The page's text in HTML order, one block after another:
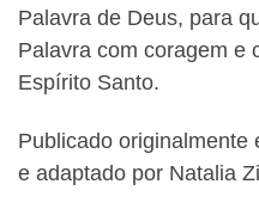
Palavra de Deus, para
Palavra com coragem e
Espírito Santo.
Publicado originalmente
e adaptado por Natalia